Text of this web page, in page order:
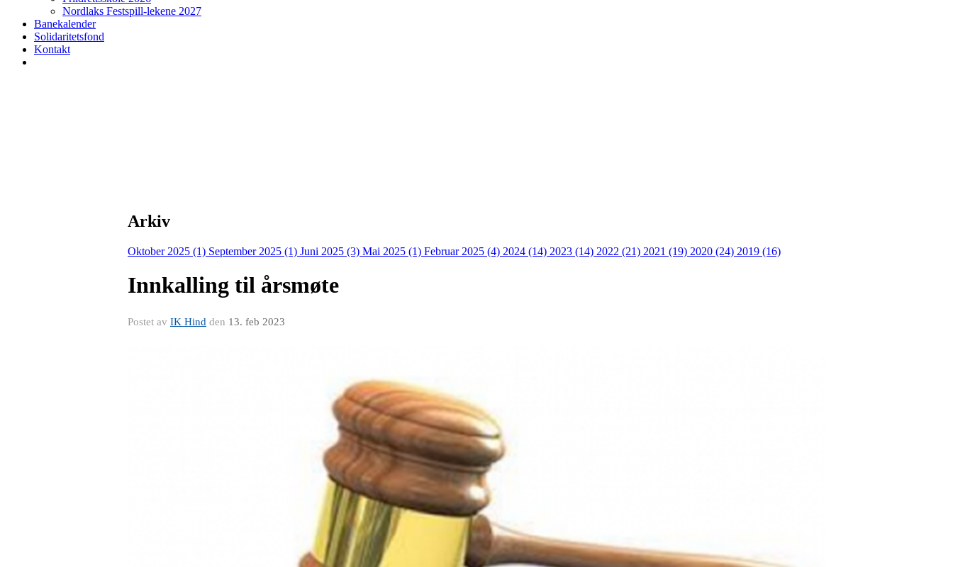
Nordlaks Festspill-lekene 2027
Banekalender
Solidaritetsfond
Kontakt
Arkiv
Oktober 2025 (1) September 2025 (1) Juni 2025 (3) Mai 2025 (1) Februar 2025 (4) 2024 (14) 2023 (14) 2022 (21) 2021 (19) 2020 (24) 2019 (16)
Innkalling til årsmøte
Postet av IK Hind den 13. feb 2023